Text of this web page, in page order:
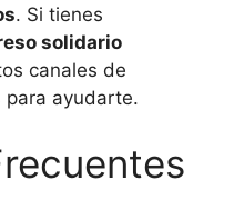
. Si tienes
solidario
canales de
para ayudarte.